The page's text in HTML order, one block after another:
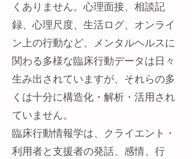
くありません。心理面接、相談記
録、心理尺度、生活ログ、オンライ
ン上の行動など、メンタルヘルスに
関わる多様な臨床行動データは日々
生み出されていますが、それらの多
くは十分に構造化・解析・活用され
ていません。
臨床行動情報学は、クライエント・
利用者と支援者の発話、感情、行